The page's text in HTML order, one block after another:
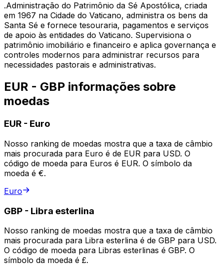
.Administração do Patrimônio da Sé Apostólica, criada
em 1967 na Cidade do Vaticano, administra os bens da
Santa Sé e fornece tesouraria, pagamentos e serviços
de apoio às entidades do Vaticano. Supervisiona o
patrimônio imobiliário e financeiro e aplica governança e
controles modernos para administrar recursos para
necessidades pastorais e administrativas.
EUR - GBP informações sobre
moedas
EUR - Euro
Nosso ranking de moedas mostra que a taxa de câmbio
mais procurada para Euro é de EUR para USD. O
código de moeda para Euros é EUR. O símbolo da
moeda é €.
Euro
GBP - Libra esterlina
Nosso ranking de moedas mostra que a taxa de câmbio
mais procurada para Libra esterlina é de GBP para USD.
O código de moeda para Libras esterlinas é GBP. O
símbolo da moeda é £.